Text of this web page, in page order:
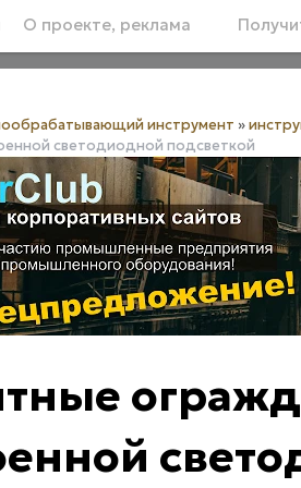
О проекте, реклама
инструмент »
светодиодной подсветкой